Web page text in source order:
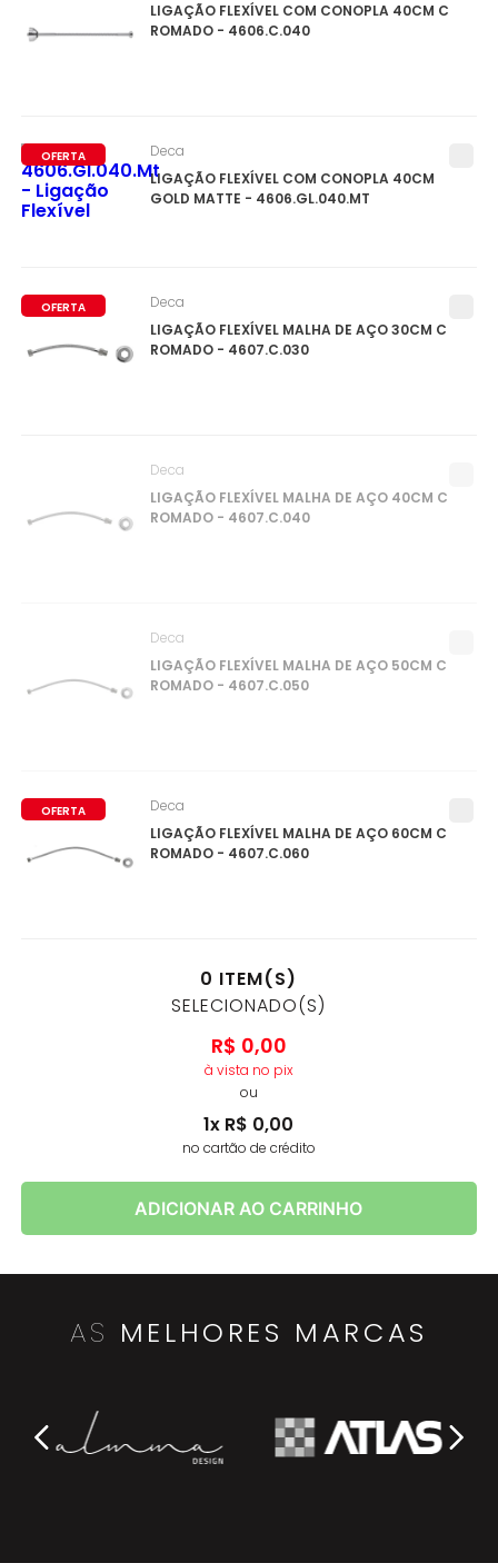
LIGAÇÃO FLEXÍVEL COM CONOPLA 40CM C
ROMADO - 4606.C.040
OFERTA
LIGAÇÃO FLEXÍVEL COM CONOPLA 40CM
GOLD MATTE - 4606.GL.040.MT
Deca
OFERTA
LIGAÇÃO FLEXÍVEL MALHA DE AÇO 30CM C
ROMADO - 4607.C.030
Deca
LIGAÇÃO FLEXÍVEL MALHA DE AÇO 40CM C
ROMADO - 4607.C.040
Deca
LIGAÇÃO FLEXÍVEL MALHA DE AÇO 50CM C
ROMADO - 4607.C.050
Deca
OFERTA
LIGAÇÃO FLEXÍVEL MALHA DE AÇO 60CM C
ROMADO - 4607.C.060
Deca
0 ITEM(S)
SELECIONADO(S)
R$ 0,00
à vista no pix
ou
1x R$ 0,00
no cartão de crédito
ADICIONAR AO CARRINHO
AS MELHORES MARCAS